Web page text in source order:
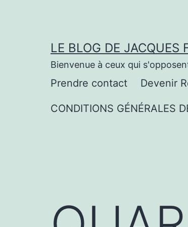
LE BLOG DE JACQUES
Bienvenue à ceux qui
Prendre contact Devenir
CONDITIONS GÉNÉRALES